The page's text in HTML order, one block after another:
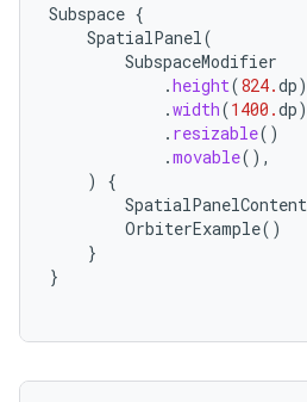
Subspace {
SpatialPanel (
SubspaceModifier
.height(824.dp)
.width(1400.dp)
. resizable()
.movable(),
)
{
SpatialPanelContent
OrbiterExample()
}
}